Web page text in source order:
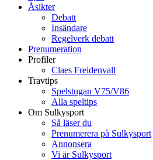
Åsikter
Debatt
Insändare
Regelverk debatt
Prenumeration
Profiler
Claes Freidenvall
Travtips
Spelstugan V75/V86
Alla speltips
Om Sulkysport
Så läser du
Prenumerera på Sulkysport
Annonsera
Vi är Sulkysport